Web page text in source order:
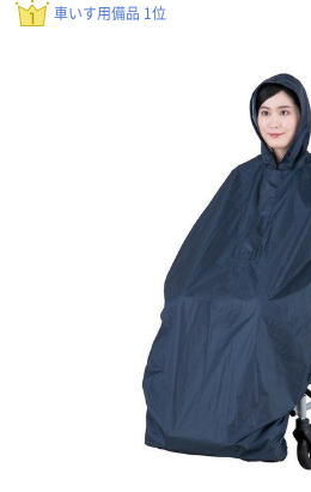
車いす用備品 1位